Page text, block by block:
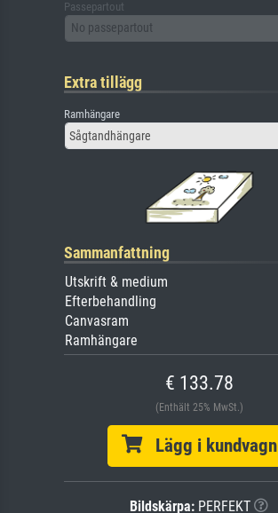
Passepartout
No passepartout
Extra tillägg
Ramhängare
Sågtandhängare
Sammanfattning
Utskrift & medium
Efterbehandling
Canvasram
Ramhängare
€ 133.78
(Enthält 25% MwSt.)
Lägg i kundvagn
Bildskärpa: PERFEKT